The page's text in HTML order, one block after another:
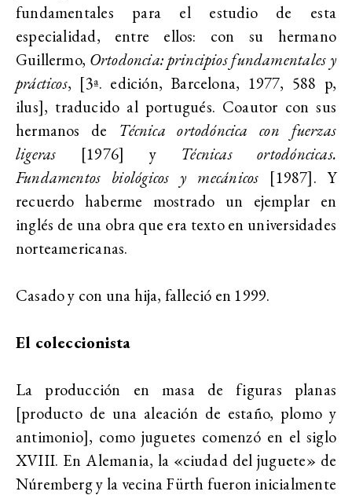
fundamentales para el estudio de esta
especialidad, entre ellos: con su hermano
Guillermo, Ortodoncia: principios fundamentales y
prácticos, [3ª. edición, Barcelona, 1977, 588 p,
ilus], traducido al portugués. Coautor con sus
hermanos de Técnica ortodóncica con fuerzas
ligeras [1976] y Técnicas ortodóncicas.
Fundamentos biológicos y mecánicos [1987]. Y
recuerdo haberme mostrado un ejemplar en
inglés de una obra que era texto en universidades
norteamericanas.
Casado y con una hija, falleció en 1999.
El coleccionista
La producción en masa de figuras planas
[producto de una aleación de estaño, plomo y
antimonio], como juguetes comenzó en el siglo
XVIII. En Alemania, la «ciudad del juguete» de
Núremberg y la vecina Fürth fueron inicialmente